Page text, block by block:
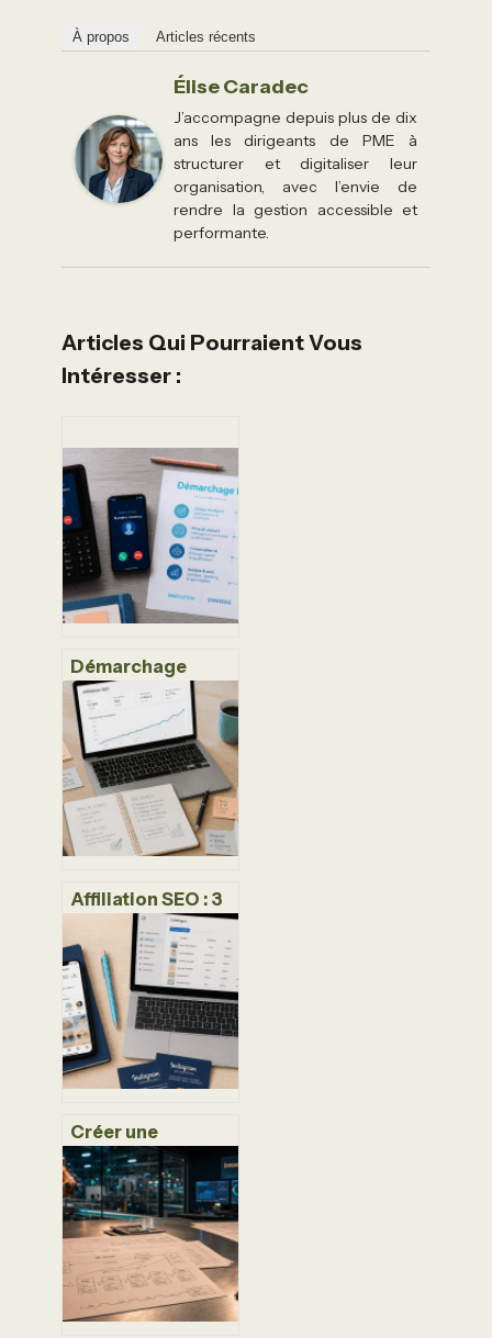
À propos Articles récents
Élise Caradec
J’accompagne depuis plus de dix
ans les dirigeants de PME à
structurer et digitaliser leur
organisation, avec l’envie de
rendre la gestion accessible et
performante.
Articles Qui Pourraient Vous
Intéresser :
Démarchage
téléphonique par
IA : pourquoi les
protections
classiques
échouent et
comment
reprendre le
contrôle
Affiliation SEO : 3
leviers pour
transformer votre
trafic organique
en revenus
passifs
Créer une
boutique
Instagram : 4
étapes
techniques et la
gestion de
l’inventaire pour
valider votre
accès